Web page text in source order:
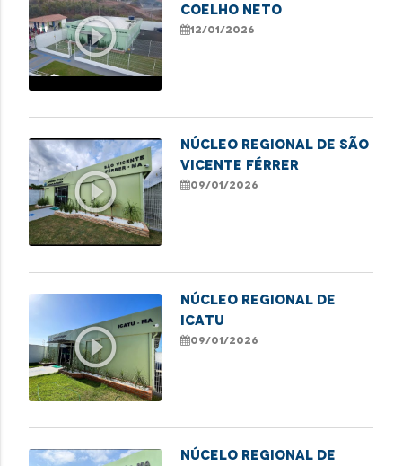
play_circle_outline
COELHO NETO
12/01/2026
play_circle_outline
NÚCLEO REGIONAL DE SÃO
VICENTE FÉRRER
09/01/2026
play_circle_outline
NÚCLEO REGIONAL DE
ICATU
09/01/2026
NÚCELO REGIONAL DE